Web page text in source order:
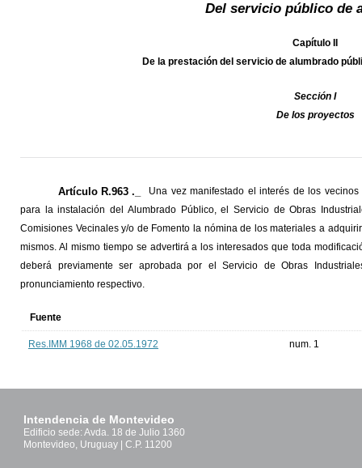
Del servicio público de
Capítulo II
De la prestación del servicio de alumbrado
Sección I
De los proyectos
Artículo R.963 ._
Una vez manifestado el interés de los
para la instalación del Alumbrado Público, el Servicio de Obras
Comisiones Vecinales y/o de Fomento la nómina de los materiales a
mismos. Al mismo tiempo se advertirá a los interesados que toda
deberá previamente ser aprobada por el Servicio de Obras
pronunciamiento respectivo.
Fuente
Res.IMM 1968 de 02.05.1972 num. 1
Intendencia de Montevideo
Edificio sede: Avda. 18 de Julio 1360
Montevideo, Uruguay | C.P. 11200